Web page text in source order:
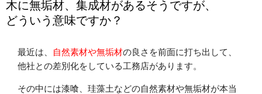
木に無垢材、集成材があるそうですが、
どういう意味ですか？
最近は、 自然素材や無垢材の良さを前面に打ち出して、
他社との差別化をしている工務店があります。
その中には漆喰、珪藻土などの自然素材や無垢材が本当